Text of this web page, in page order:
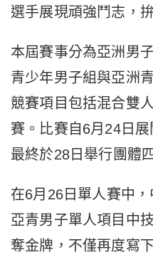
選手展現頑強鬥志，
本屆賽事分為亞洲男
青少年男子組與亞洲
競賽項目包括混合雙
賽。比賽自6月24日
最終於28日舉行團體
在6月26日單人賽中
亞青男子單人項目中
奪金牌，不僅再度寫